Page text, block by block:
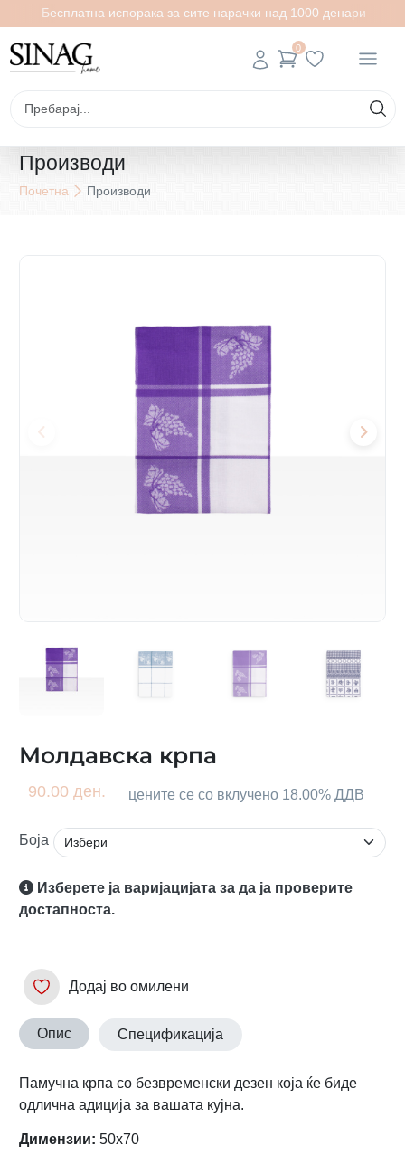
Бесплатна испорака за сите нарачки над 1000 денари
0
Производи
Почетна Производи
Молдавска крпа
90.00 ден. цените се со вклучено 18.00% ДДВ
Боја
Изберете ја варијацијата за да ја проверите
достапноста.
Додај во омилени
Опис Спецификација
Памучна крпа со безвременски дезен која ќе биде
одлична адиција за вашата кујна.
Димензии: 50х70